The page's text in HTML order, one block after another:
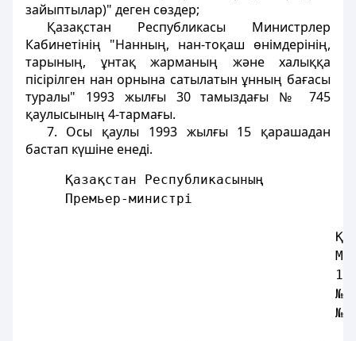
зайыптылар)" деген сөздер;
Қазақстан Республикасы Министрлер
Кабинетінің "Нанның, нан-тоқаш өнiмдерiнiң,
тарының, ұнтақ жарманың және халыққа
пiсiрiлген нан орнына сатылатын ұнның бағасы
туралы" 1993 жылғы 30 тамыздағы № 745
қаулысының 4-тармағы.
7. Осы қаулы 1993 жылғы 15 қарашадан
бастап күшiне енедi.
Қазақстан Республикасының
Премьер-министрi
Қазақстан
Министрлер
1993 жылғы 12
№ 1121
№ 1